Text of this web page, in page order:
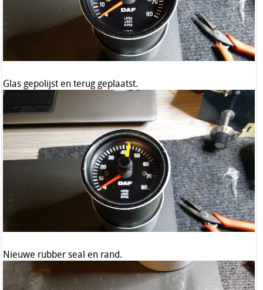
Glas gepolijst en terug geplaatst.
Nieuwe rubber seal en rand.